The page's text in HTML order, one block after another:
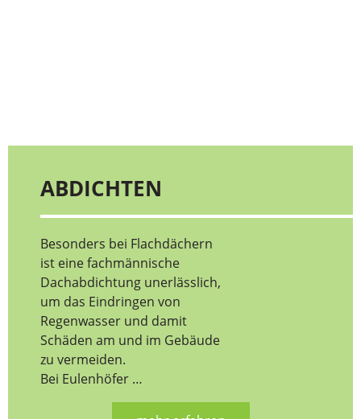
ABDICHTEN
Besonders bei Flachdächern
ist eine fachmännische
Dachabdichtung unerlässlich,
um das Eindringen von
Regenwasser und damit
Schäden am und im Gebäude
zu vermeiden.
Bei Eulenhöfer …